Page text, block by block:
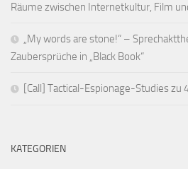
Räume zwischen Internetkultur, Film
„My words are stone!“ –
Zaubersprüche in „Black Book“
[Call] Tactical-Espionage-Studies zu
KATEGORIEN